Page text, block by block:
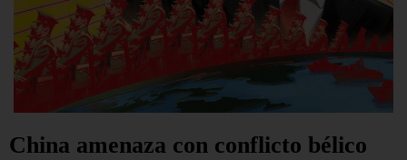
China amenaza con conflicto bélico